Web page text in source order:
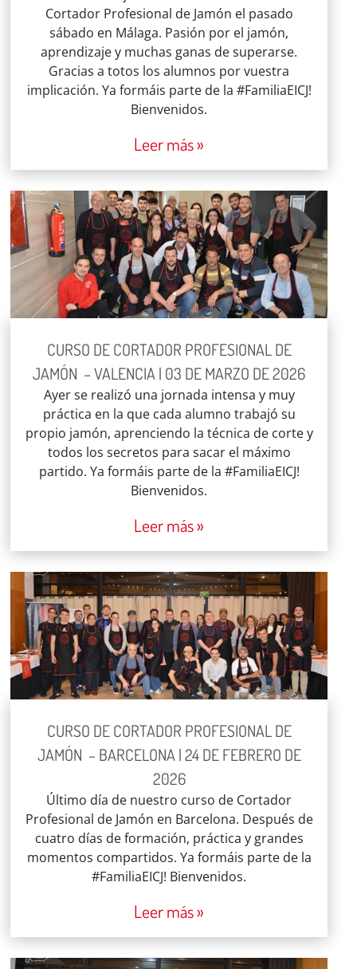
Cortador Profesional de Jamón el pasado
sábado en Málaga. Pasión por el jamón,
aprendizaje y muchas ganas de superarse.
Gracias a totos los alumnos por vuestra
implicación. Ya formáis parte de la #FamiliaEICJ!
Bienvenidos.
Leer más »
CURSO DE CORTADOR PROFESIONAL DE
JAMÓN – VALENCIA | 03 DE MARZO DE 2026
Ayer se realizó una jornada intensa y muy
práctica en la que cada alumno trabajó su
propio jamón, aprenciendo la técnica de corte y
todos los secretos para sacar el máximo
partido. Ya formáis parte de la #FamiliaEICJ!
Bienvenidos.
Leer más »
CURSO DE CORTADOR PROFESIONAL DE
JAMÓN – BARCELONA | 24 DE FEBRERO DE
2026
Último día de nuestro curso de Cortador
Profesional de Jamón en Barcelona. Después de
cuatro días de formación, práctica y grandes
momentos compartidos. Ya formáis parte de la
#FamiliaEICJ! Bienvenidos.
Leer más »